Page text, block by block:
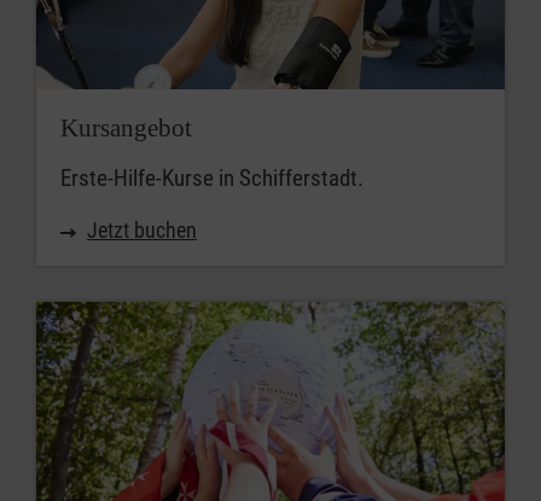
Kursangebot
Erste-Hilfe-Kurse in Schifferstadt.
Jetzt buchen